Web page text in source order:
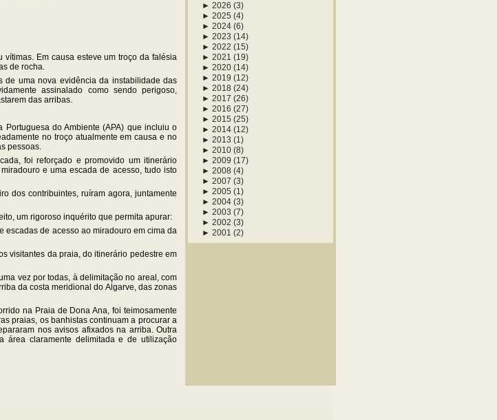
Em causa esteve um troço da falésia
de rocha.
de uma nova evidência da instabilidade das
assinalado como sendo perigoso,
das arribas.
do Ambiente (APA) que incluiu o
no troço atualmente em causa e no
pessoas.
foi reforçado e promovido um itinerário
e uma escada de acesso, tudo isto
dos contribuintes, ruíram agora, juntamente
um rigoroso inquérito que permita apurar:
escadas de acesso ao miradouro em cima da
visitantes da praia, do itinerário pedestre em
vez por todas, à delimitação no areal, com
da costa meridional do Algarve, das zonas
na Praia de Dona Ana, foi teimosamente
praias, os banhistas continuam a procurar a
nos avisos afixados na arriba. Outra
área claramente delimitada e de utilização
► 2026 (3)
► 2025 (4)
► 2024 (6)
► 2023 (14)
► 2022 (15)
► 2021 (19)
► 2020 (14)
► 2019 (12)
► 2018 (24)
► 2017 (26)
► 2016 (27)
► 2015 (25)
► 2014 (12)
► 2013 (1)
► 2010 (8)
► 2009 (17)
► 2008 (4)
► 2007 (3)
► 2005 (1)
► 2004 (3)
► 2003 (7)
► 2002 (3)
► 2001 (2)